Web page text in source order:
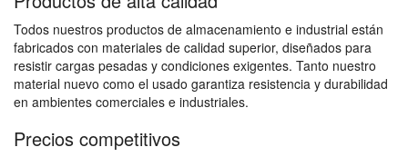
Todos nuestros productos de almacenamiento e industrial están
fabricados con materiales de calidad superior, diseñados para
resistir cargas pesadas y condiciones exigentes. Tanto nuestro
material nuevo como el usado garantiza resistencia y durabilidad
en ambientes comerciales e industriales.
Precios competitivos